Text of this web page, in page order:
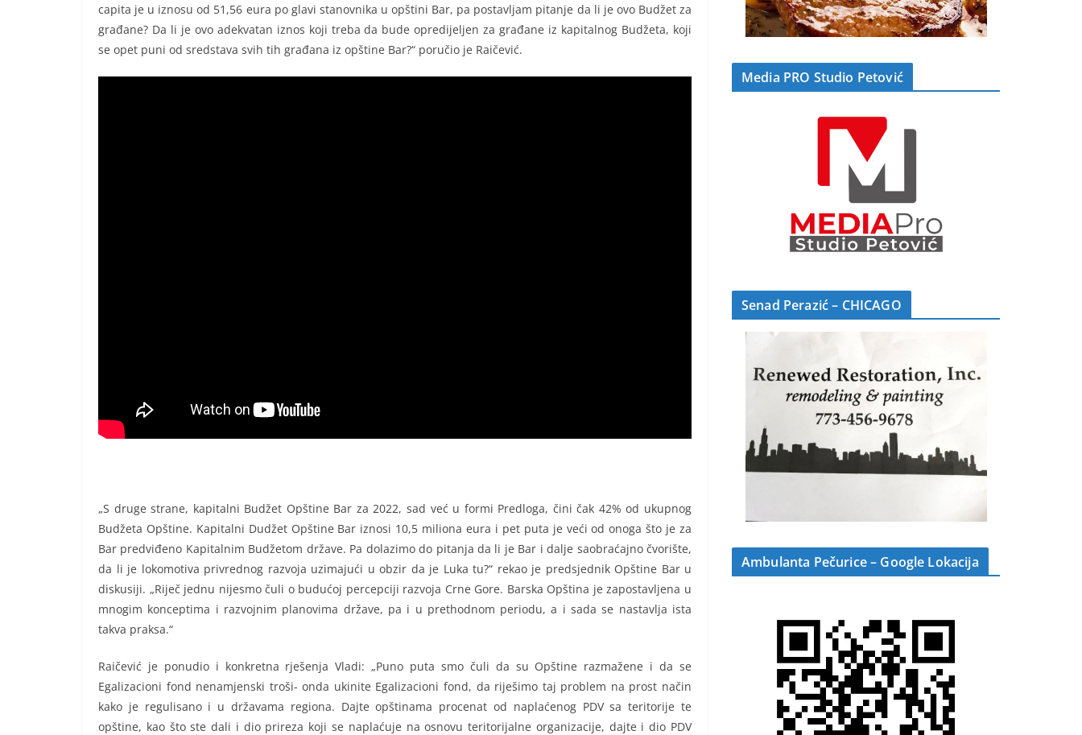
capita je u iznosu od 51,56 eura po glavi stanovnika u opštini Bar, pa postavljam pitanje da li je ovo Budžet za
građane? Da li je ovo adekvatan iznos koji treba da bude opredijeljen za građane iz kapitalnog Budžeta, koji
se opet puni od sredstava svih tih građana iz opštine Bar?“ poručio je Raičević.
„S druge strane, kapitalni Budžet Opštine Bar za 2022, sad već u formi Predloga, čini čak 42% od ukupnog
Budžeta Opštine. Kapitalni Dudžet Opštine Bar iznosi 10,5 miliona eura i pet puta je veći od onoga što je za
Bar predviđeno Kapitalnim Budžetom države. Pa dolazimo do pitanja da li je Bar i dalje saobraćajno čvorište,
da li je lokomotiva privrednog razvoja uzimajući u obzir da je Luka tu?“ rekao je predsjednik Opštine Bar u
diskusiji. „Riječ jednu nijesmo čuli o budućoj percepciji razvoja Crne Gore. Barska Opština je zapostavljena u
mnogim konceptima i razvojnim planovima države, pa i u prethodnom periodu, a i sada se nastavlja ista
takva praksa.“
Raičević je ponudio i konkretna rješenja Vladi: „Puno puta smo čuli da su Opštine razmažene i da se
Egalizacioni fond nenamjenski troši- onda ukinite Egalizacioni fond, da riješimo taj problem na prost način
kako je regulisano i u državama regiona. Dajte opštinama procenat od naplaćenog PDV sa teritorije te
opštine, kao što ste dali i dio prireza koji se naplaćuje na osnovu teritorijalne organizacije, dajte i dio PDV
Media PRO Studio Petović
Senad Perazić – CHICAGO
Ambulanta Pečurice – Google Lokacija